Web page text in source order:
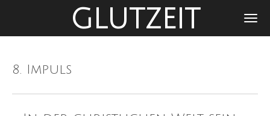
GLUTZEIT
8. Impuls